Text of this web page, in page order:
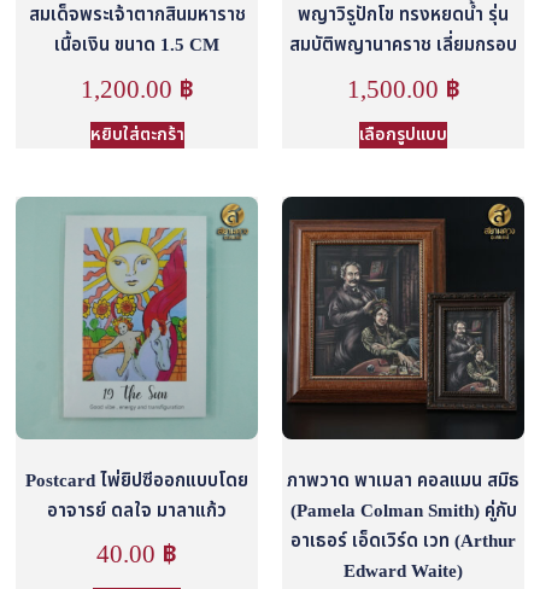
สมเด็จพระเจ้าตากสินมหาราช
เนื้อเงิน ขนาด 1.5 CM
1,200.00 ฿
หยิบใส่ตะกร้า
พญาวิรูปักโข ทรงหยดน้ำ รุ่น
สมบัติพญานาคราช เลี่ยมกรอบ
1,500.00 ฿
เลือกรูปแบบ
Postcard ไพ่ยิปซีออกแบบโดย
อาจารย์ ดลใจ มาลาแก้ว
40.00 ฿
ภาพวาด พาเมลา คอลแมน สมิธ
(Pamela Colman Smith) คู่กับ
อาเธอร์ เอ็ดเวิร์ด เวท (Arthur
Edward Waite)